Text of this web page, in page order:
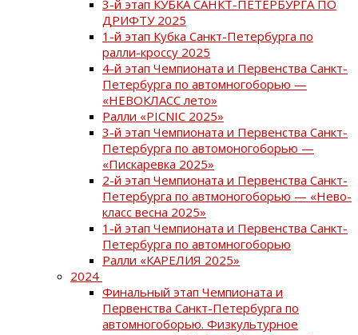
3-й этап КУБКА САНКТ-ПЕТЕРБУРГА ПО
ДРИФТУ 2025
1-й этап Кубка Санкт-Петербурга по
ралли-кроссу 2025
4-й этап Чемпионата и Первенства Санкт-
Петербурга по автомногоборью —
«НЕВОКЛАСС лето»
Ралли «PICNIC 2025»
3-й этап Чемпионата и Первенства Санкт-
Петербурга по автомоногоборью —
«Пискаревка 2025»
2-й этап Чемпионата и Первенства Санкт-
Петербурга по автмоногоборью — «Нево-
класс весна 2025»
1-й этап Чемпионата и Первенства Санкт-
Петербурга по автомногоборью
Ралли «КАРЕЛИЯ 2025»
2024
Финальный этап Чемпионата и
Первенства Санкт-Петербурга по
автомногоборью. Физкультурное